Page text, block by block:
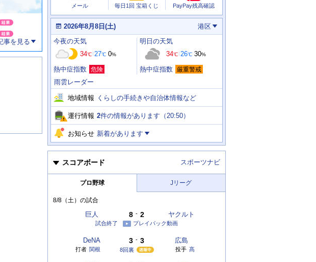
事を見る
情
報
ス
メール 毎日1回 宝箱くじ PayPay残高確認
本
日
の
天
気
運
情
報
2026年8月8日(土) 港区
今
日
明
日
の
天
気
今夜の天気
34℃ 27℃ 0%
熱中症指数 危険
明日 の天気
34℃ 26℃ 30%
熱中症指数 厳重警戒
雨雲レーダー
地域情報 くらしの手続きや自治体情報など
運行情報 2件の情報があります（ 20:50）
お知らせ 新着があります
スコアボード スポーツナビ
プロ野球 Jリーグ
8/8（土） の試合
巨人 ヤクルト
試合終了 プレイバック動画
8 - 2
DeNA 広島
8回裏
3 - 3
打者 関根 投手 髙